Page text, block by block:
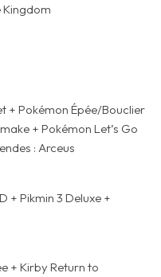
Kingdom
+ Pokémon Épée/Bouclier
+ Pokémon Let’s Go
: Arceus
+ Pikmin 3 Deluxe +
+ Kirby Return to